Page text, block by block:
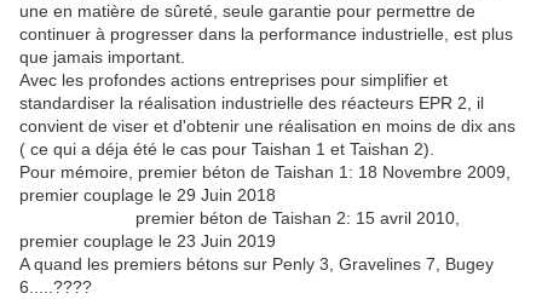
une en matière de sûreté, seule garantie pour permettre de
continuer à progresser dans la performance industrielle, est plus
que jamais important.
Avec les profondes actions entreprises pour simplifier et
standardiser la réalisation industrielle des réacteurs EPR 2, il
convient de viser et d'obtenir une réalisation en moins de dix ans
( ce qui a déja été le cas pour Taishan 1 et Taishan 2).
Pour mémoire, premier béton de Taishan 1: 18 Novembre 2009,
premier couplage le 29 Juin 2018
premier béton de Taishan 2: 15 avril 2010,
premier couplage le 23 Juin 2019
A quand les premiers bétons sur Penly 3, Gravelines 7, Bugey
6.....????